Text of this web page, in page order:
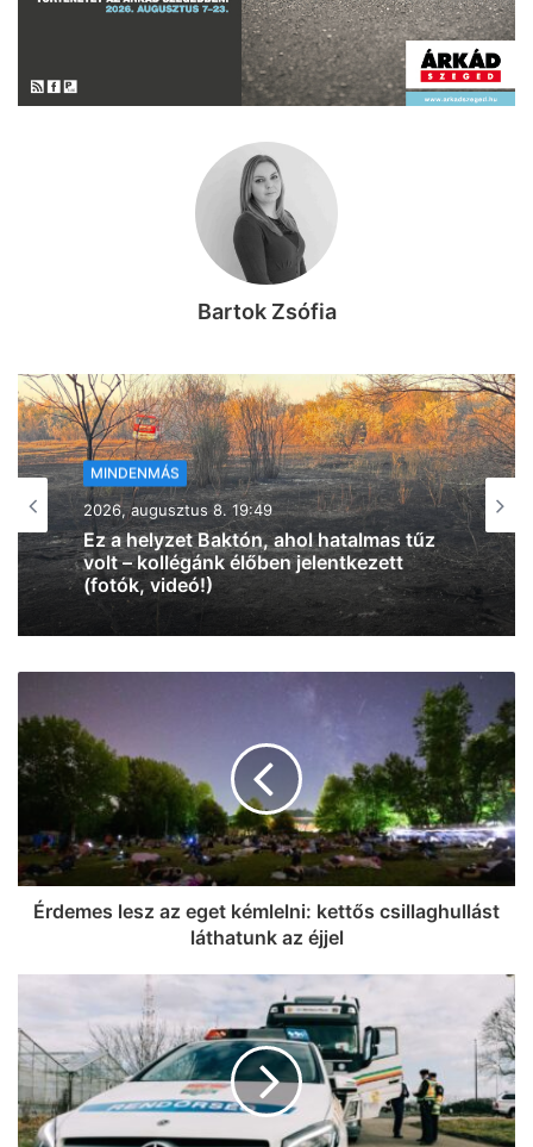
Bartok Zsófia
MINDENMÁS
2026, augusztus 8. 18:00
Vasárnap újra belehúz a meleg, 34 fok
lesz
Érdemes lesz az eget kémlelni: kettős csillaghullást
láthatunk az éjjel